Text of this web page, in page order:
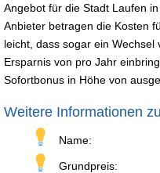
Angebot für die Stadt Laufen
Anbieter betragen die Kosten
leicht, dass sogar ein
Ersparnis von pro Jahr
Sofortbonus in Höhe von
Weitere Informationen
Name:
Grundpreis: